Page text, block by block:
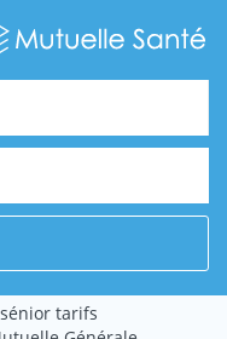
tarifs